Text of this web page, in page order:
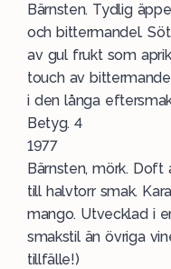
Bärnsten. Tydlig
och bittermandel.
av gul frukt som
touch av
i den långa
Betyg. 4
1977
Bärnsten, mörk.
till halvtorr smak.
mango. Utvecklad i
smakstil än övriga
tillfälle!)